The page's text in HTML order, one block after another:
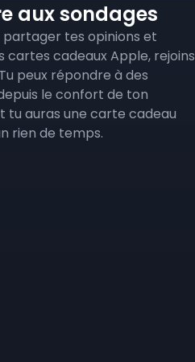
aux sondages
partager tes opinions et
cartes cadeaux Apple, rejoins
peux répondre à des
le confort de ton
tu auras une carte cadeau
rien de temps.